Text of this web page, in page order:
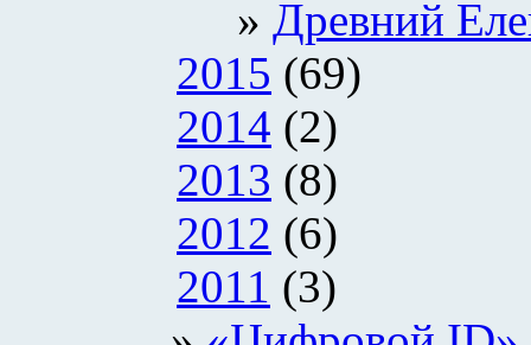
Древний
2015 (69)
2014 (2)
2013 (8)
2012 (6)
2011 (3)